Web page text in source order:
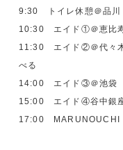
9:30 トイレ休憩＠品川
10:30 エイド①＠恵比
11:30 エイド②＠代々
べる
14:00 エイド③＠池
15:00 エイド④谷中銀
17:00 MARUNOUCHI